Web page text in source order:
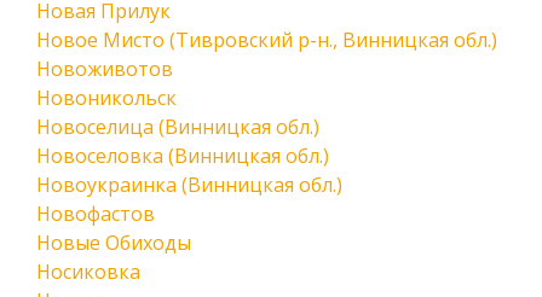
Новая Прилук
Новое Мисто (Тивровский р-н., Винницкая обл.)
Новоживотов
Новоникольск
Новоселица (Винницкая обл.)
Новоселовка (Винницкая обл.)
Новоукраинка (Винницкая обл.)
Новофастов
Новые Обиходы
Носиковка